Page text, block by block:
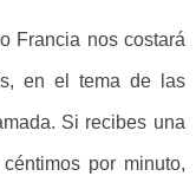
Francia nos costará
en el tema de las
Si recibes una
por minuto,